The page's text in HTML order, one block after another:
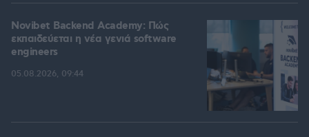
Novibet Backend Academy: Πώς
εκπαιδεύεται η νέα γενιά software
engineers
05.08.2026, 09:44